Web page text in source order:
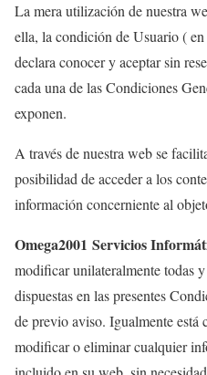
La mera utilización de nuestra
ella, la condición de Usuario (
declara conocer y aceptar sin
cada una de las Condiciones
exponen.
A través de nuestra web se
posibilidad de acceder a los
información concerniente al
Omega2001 Servicios
modificar unilateralmente todas
dispuestas en las presentes
de previo aviso. Igualmente está
modificar o eliminar cualquier